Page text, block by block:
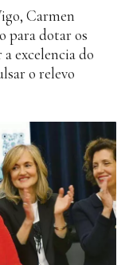
Carmen
para dotar os
excelencia do
o relevo